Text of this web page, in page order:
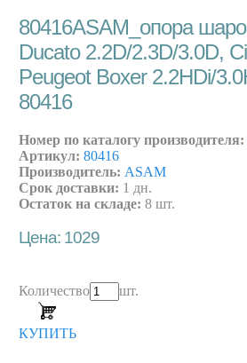
80416ASAM_опора
Ducato 2.2D/2.3D/3.0D,
Peugeot Boxer 2.2HDi/
80416
Номер по каталогу производителя:
Артикул: 80416
Производитель: ASAM
Срок доставки: 1 дн.
Остаток на складе: 8 шт.
Цена: 1029
Количество шт.
КУПИТЬ